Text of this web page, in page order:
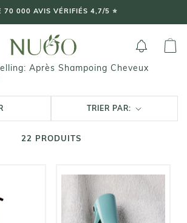
70 000 AVIS VÉRIFIÉS 4,7/5 ⭐️
Après Shampoing Cheveux
TRIER PAR:
22 PRODUITS